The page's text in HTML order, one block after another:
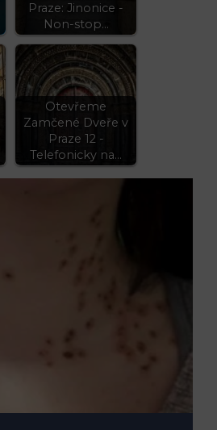
Praze: Jinonice -
Non-stop…
Otevřeme
Zamčené Dveře v
Praze 12 -
Telefonicky na…